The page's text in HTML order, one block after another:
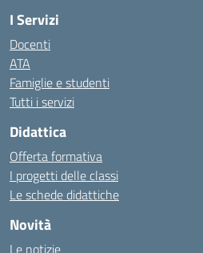
I Servizi
Docenti
ATA
Famiglie e studenti
Tutti i servizi
Didattica
Offerta formativa
I progetti delle classi
Le schede didattiche
Novità
Le notizie